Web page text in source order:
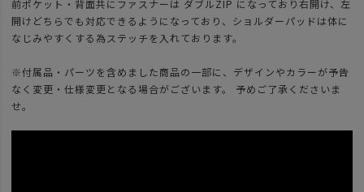
前ポケット・背面共にファスナーは ダブルZIP になっており右開け、左
開けどちらでも対応できるようになっており、ショルダーパッドは体に
なじみやすくする為ステッチを入れております。
※付属品・パーツを含めました商品の一部に、デザインやカラーが予告
なく変更・仕様変更となる場合がございます。 予めご了承くださいま
せ。